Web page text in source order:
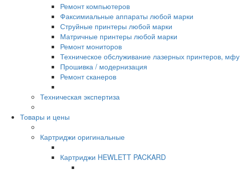
Ремонт компьютеров
Факсимиальные аппараты любой марки
Струйные принтеры любой марки
Матричные принтеры любой марки
Ремонт мониторов
Техническое обслуживание лазерных принтеров, мфу
Прошивка / модернизация
Ремонт сканеров
Техническая экспертиза
Товары и цены
Картриджи оригинальные
Картриджи HEWLETT PACKARD